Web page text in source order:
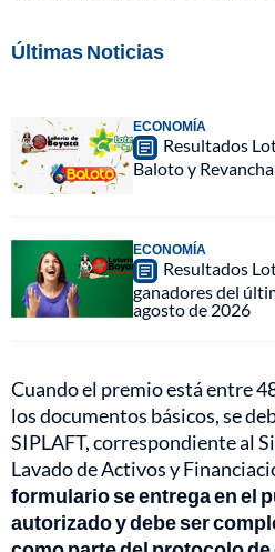
Últimas Noticias
ECONOMÍA
Resultados
Baloto y
ECONOMÍA
Resultados
ganadores del
agosto de 2026
Cuando el premio está entre
los documentos básicos, se
SIPLAFT, correspondiente al
Lavado de Activos y
formulario se entrega en el
autorizado y debe ser